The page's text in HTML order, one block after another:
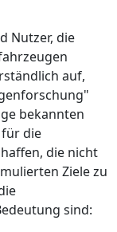
Nutzer, die
auf,
bekannten
die
die nicht
Ziele zu
sind: